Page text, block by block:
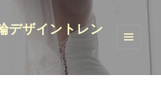
デザイントレン
ィジェ